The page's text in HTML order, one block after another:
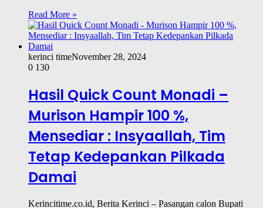
Read More »
kerinci timeNovember 28, 2024
0 130
Hasil Quick Count Monadi –
Murison Hampir 100 %,
Mensediar : Insyaallah, Tim
Tetap Kedepankan Pilkada
Damai
Kerincitime.co.id, Berita Kerinci – Pasangan calon Bupati